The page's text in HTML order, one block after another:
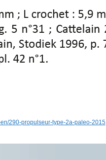
290-propulseur-type-2a-paleo-2015